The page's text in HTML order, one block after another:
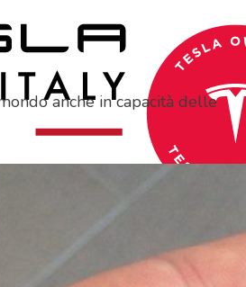
anche in capacità delle